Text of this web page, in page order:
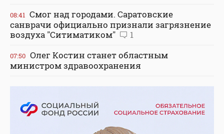
08:41 Смог над городами. Саратовские
санврачи официально признали загрязнение
воздуха "Ситиматиком"
1
07:50 Олег Костин станет областным
министром здравоохранения